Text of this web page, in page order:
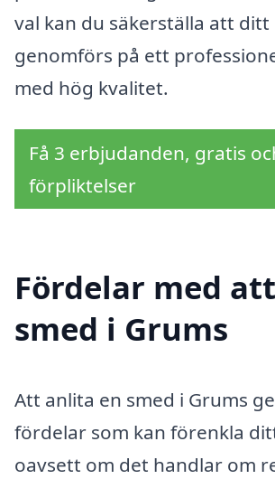
val kan du säkerställa att
genomförs på ett
med hög kvalitet.
Få 3 erbjudanden, gratis
förpliktelser
Fördelar med
smed i Grums
Att anlita en smed i Grums
fördelar som kan förenkla
oavsett om det handlar om